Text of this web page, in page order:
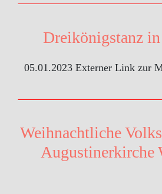
Dreikönigstanz
05.01.2023 Externer Link zur
Weihnachtliche
Augustinerkirche